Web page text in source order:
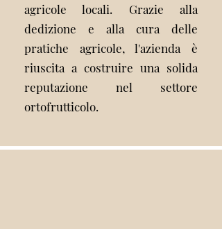
agricole locali. Grazie alla
dedizione e alla cura delle
pratiche agricole, l'azienda è
riuscita a costruire una solida
reputazione nel settore
ortofrutticolo.